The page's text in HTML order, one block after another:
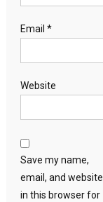
Email *
Website
Save my name,
email, and website
in this browser for